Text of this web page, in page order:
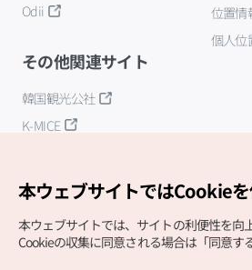
Odii
位置情
個人位
その他関連サイト
韓国観光公社
K-MICE
本ウェブサイトではCookieを
本ウェブサイトでは、サイトの利便性を向
Cookieの収集に同意される場合は「同意